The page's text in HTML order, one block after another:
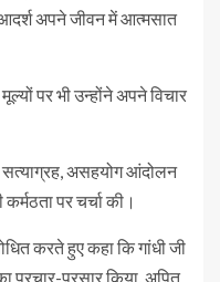
अपने जीवन में आत्मसात
पर भी उन्होंने अपने विचार
सत्याग्रह, असहयोग आंदोलन
पर चर्चा की।
करते हुए कहा कि गांधी जी
प्रचार-प्रसार किया, अपितु